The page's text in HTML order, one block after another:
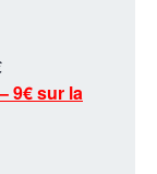
9€ sur la